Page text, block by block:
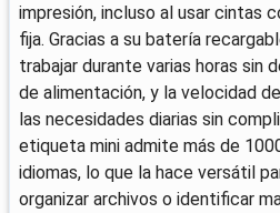
impresión, incluso al usar cintas
fija. Gracias a su batería
trabajar durante varias horas sin
de alimentación, y la velocidad
las necesidades diarias sin
etiqueta mini admite más de
idiomas, lo que la hace versátil
organizar archivos o identificar